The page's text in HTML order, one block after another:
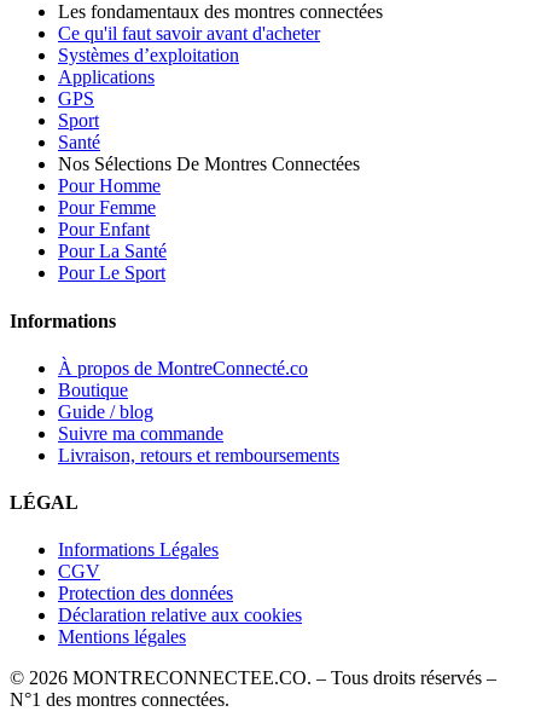
Les fondamentaux des montres connectées
Ce qu'il faut savoir avant d'acheter
Systèmes d’exploitation
Applications
GPS
Sport
Santé
Nos Sélections De Montres Connectées
Pour Homme
Pour Femme
Pour Enfant
Pour La Santé
Pour Le Sport
Informations
À propos de MontreConnecté.co
Boutique
Guide / blog
Suivre ma commande
Livraison, retours et remboursements
LÉGAL
Informations Légales
CGV
Protection des données
Déclaration relative aux cookies
Mentions légales
© 2026 MONTRECONNECTEE.CO. – Tous droits réservés –
N°1 des montres connectées.